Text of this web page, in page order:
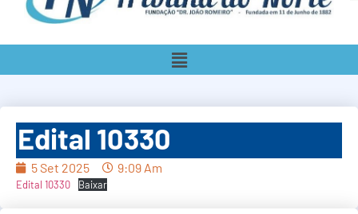
Edital 10330
5 Set 2025 9:09 Am
Edital 10330 Baixar